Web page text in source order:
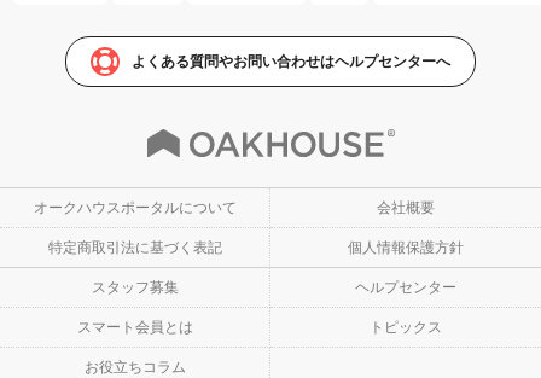
よくある質問やお問い合わせはヘルプセンターへ
オークハウスポータルについて 会社概要
特定商取引法に基づく表記 個人情報保護方針
スタッフ募集 ヘルプセンター
スマート会員とは トピックス
お役立ちコラム